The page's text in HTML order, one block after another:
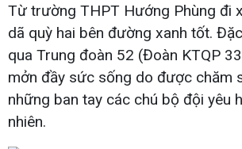
Từ trường THPT Hướng Phùng đi
dã quỳ hai bên đường xanh tốt.
qua Trung đoàn 52 (Đoàn KTQP
mởn đầy sức sống do được chăm
những ban tay các chú bộ đội yêu
nhiên.